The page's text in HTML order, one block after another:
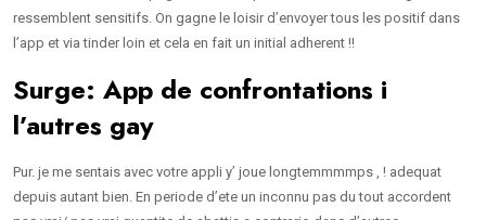
ressemblent sensitifs. On gagne le loisir d’envoyer tous les positif dans
l’app et via tinder loin et cela en fait un initial adherent !!
Surge: App de confrontations i
l’autres gay
Pur. je me sentais avec votre appli y’ joue longtemmmmps , ! adequat
depuis autant bien. En periode d’ete un inconnu pas du tout accordent